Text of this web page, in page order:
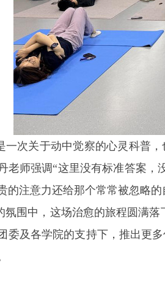
一次关于动中觉察的心灵科普
老师强调“这里没有标准答案
的注意力还给那个常常被忽略的
氛围中，这场治愈的旅程圆满
委及各学院的支持下，推出更